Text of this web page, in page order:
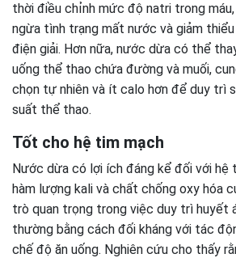
thời điều chỉnh mức độ natri trong
ngừa tình trạng mất nước và giảm
điện giải. Hơn nữa, nước dừa có thể
uống thể thao chứa đường và muối,
chọn tự nhiên và ít calo hơn để duy trì
suất thể thao.
Tốt cho hệ tim mạch
Nước dừa có lợi ích đáng kể đối với hệ
hàm lượng kali và chất chống oxy hóa
trò quan trọng trong việc duy trì huyết
thường bằng cách đối kháng với tác
chế độ ăn uống. Nghiên cứu cho thấy